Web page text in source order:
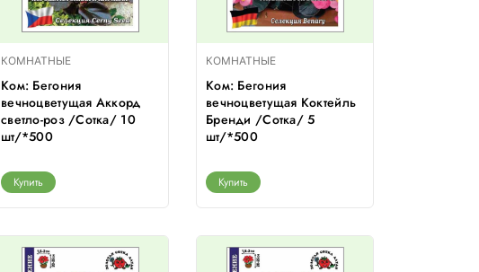
КОМНАТНЫЕ
Ком: Бегония
вечноцветущая Аккорд
светло-роз /Сотка/ 10
шт/*500
Купить
КОМНАТНЫЕ
Ком: Бегония
вечноцветущая Коктейль
Бренди /Сотка/ 5
шт/*500
Купить